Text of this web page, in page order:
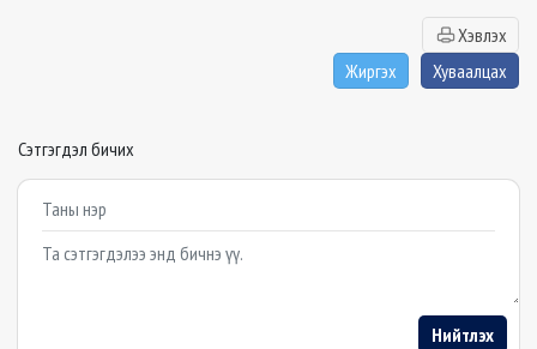
Хэвлэх
Жиргэх
Хуваалцах
Сэтгэгдэл бичих
Example textarea
Нийтлэх